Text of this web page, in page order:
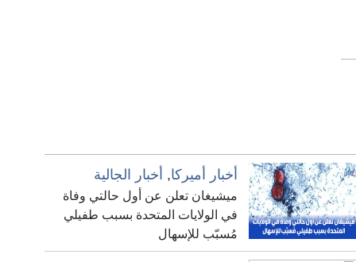
أخبار أميركا, أخبار الجالية
ميشيغان تعلن عن أول حالتي وفاة
في الولايات المتحدة بسبب طفيلي
مُسبّب للإسهال